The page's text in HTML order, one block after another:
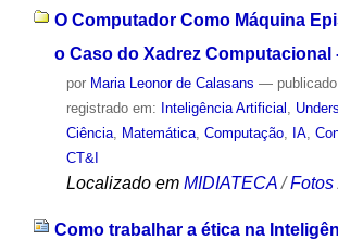
O Computador Como Máquina
o Caso do Xadrez Computacional
por Maria Leonor de Calasans — publicado
registrado em: Inteligência Artificial
Ciência, Matemática, Computação, IA,
CT&I
Localizado em MIDIATECA /Fotos
Como trabalhar a ética na